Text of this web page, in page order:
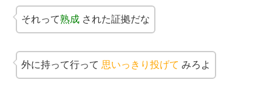
それって熟成 された証拠だな
外に持って行って 思いっきり投げて みろよ